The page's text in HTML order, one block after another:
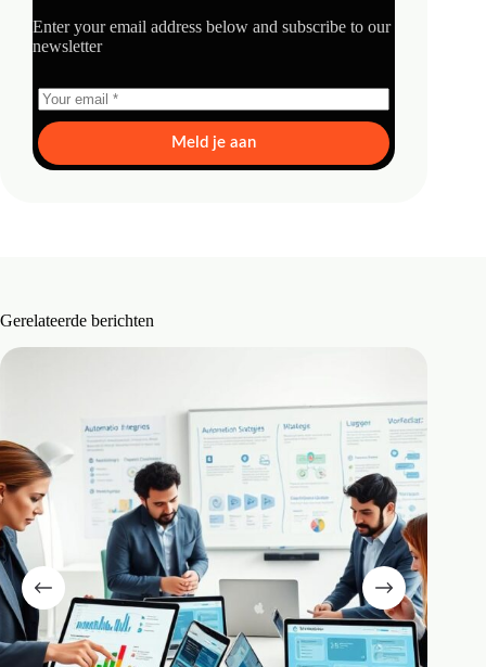
Enter your email address below and subscribe to our
newsletter
Meld je aan
Gerelateerde berichten